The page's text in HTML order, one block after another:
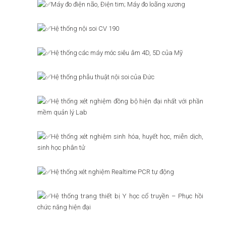
Máy đo điện não, Điện tim; Máy đo loãng xương
Hệ thống nội soi CV 190
Hệ thống các máy móc siêu âm 4D, 5D của Mỹ
Hệ thống phẫu thuật nội soi của Đức
Hệ thống xét nghiệm đồng bộ hiện đại nhất với phần
mềm quản lý Lab
Hệ thống xét nghiệm sinh hóa, huyết học, miễn dịch,
sinh học phân tử
Hệ thống xét nghiệm Realtime PCR tự động
Hệ thống trang thiết bị Y học cổ truyền – Phục hồi
chức năng hiện đại